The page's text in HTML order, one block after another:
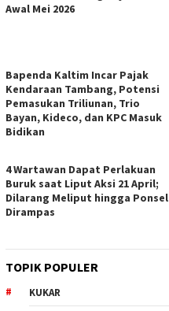
Awal Mei 2026
Bapenda Kaltim Incar Pajak
Kendaraan Tambang, Potensi
Pemasukan Triliunan, Trio
Bayan, Kideco, dan KPC Masuk
Bidikan
4 Wartawan Dapat Perlakuan
Buruk saat Liput Aksi 21 April;
Dilarang Meliput hingga Ponsel
Dirampas
TOPIK POPULER
KUKAR